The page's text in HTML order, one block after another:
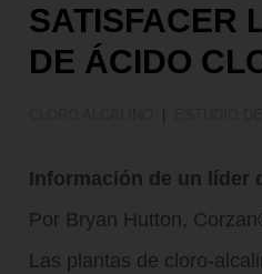
SATISFACER
DE ÁCIDO
Información de un líder
Por Bryan Hutton,
Las plantas de cloro-